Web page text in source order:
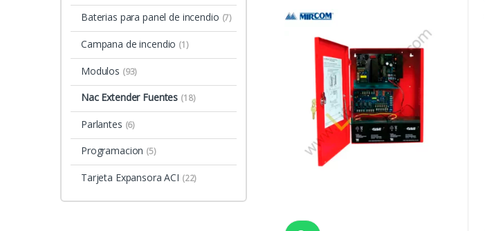
Baterias para panel de incendio (7)
Campana de incendio (1)
Modulos (93)
Nac Extender Fuentes (18)
Parlantes (6)
Programacion (5)
Tarjeta Expansora ACI (22)